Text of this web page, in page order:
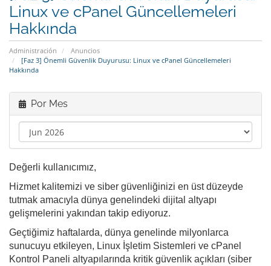
Linux ve cPanel Güncellemeleri
Hakkında
Administración
Anuncios
[Faz 3] Önemli Güvenlik Duyurusu: Linux ve cPanel Güncellemeleri
Hakkında
Por Mes
Değerli kullanıcımız,
Hizmet kalitemizi ve siber güvenliğinizi en üst düzeyde
tutmak amacıyla dünya genelindeki dijital altyapı
gelişmelerini yakından takip ediyoruz.
Geçtiğimiz haftalarda, dünya genelinde milyonlarca
sunucuyu etkileyen, Linux İşletim Sistemleri ve cPanel
Kontrol Paneli altyapılarında kritik güvenlik açıkları (siber